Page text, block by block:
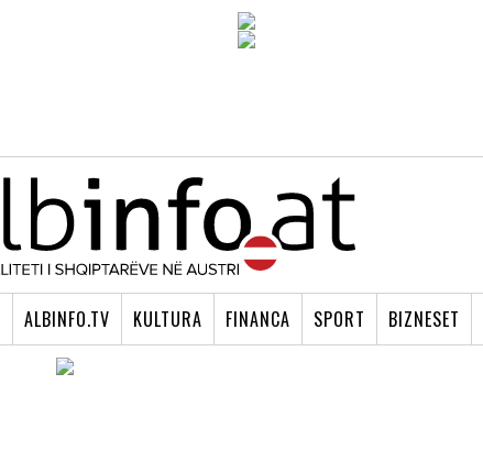
ALBINFO.TV KULTURA FINANCA SPORT BIZNESET